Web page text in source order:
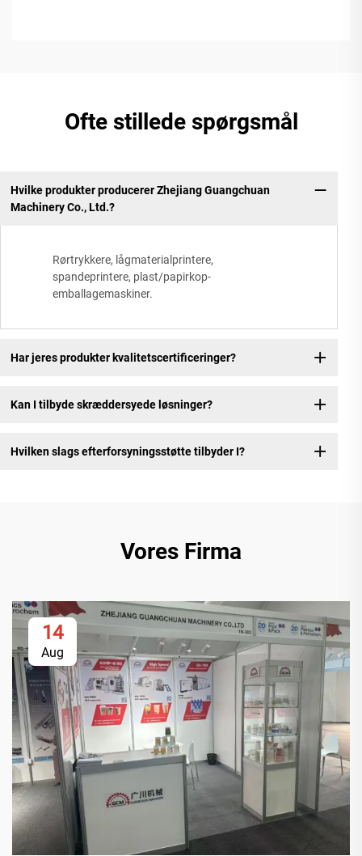
Ofte stillede spørgsmål
Hvilke produkter producerer Zhejiang Guangchuan
Machinery Co., Ltd.?
Rørtrykkere, lågmaterialprintere,
spandeprintere, plast/papirkop-
emballagemaskiner.
Har jeres produkter kvalitetscertificeringer?
Kan I tilbyde skræddersyede løsninger?
Hvilken slags efterforsyningsstøtte tilbyder I?
Vores Firma
14
Aug